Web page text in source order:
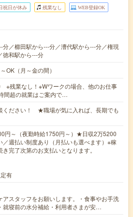
祝日が休み 残業なし WEB登録OK
分／櫛田駅から---分／漕代駅から---分／権現
徳和駅から---分
OK（月～金の間）
※残業なし！※Wワークの場合、他のお仕事
間超の就業はご案内で…
ください！ ★職場が気に入れば、長期でも
円～（夜勤時給1750円～）★日収2万5200
週払い制度あり（月払いも選べます）※稼
完了次第のお支払いとなります。
有
アスタッフをお願いします。・食事やお手洗
就寝前の水分補給・利用者さまが安…